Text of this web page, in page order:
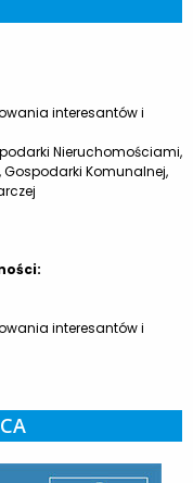
interesantów i
Nieruchomościami,
Komunalnej,
interesantów i